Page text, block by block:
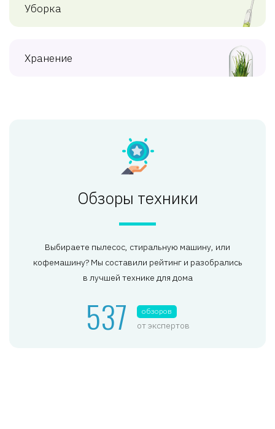
Уборка
Хранение
Обзоры техники
Выбираете пылесос, стиральную машину, или
кофемашину? Мы составили рейтинг и разобрались
в лучшей технике для дома
537 обзоров
от экспертов